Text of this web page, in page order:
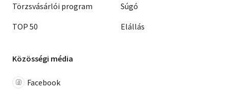
Törzsvásárlói program
TOP 50
Súgó
Elállás
Közösségi média
Facebook